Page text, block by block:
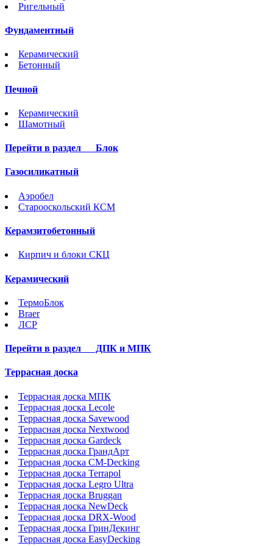
Ригельный
Фундаментный
Керамический
Бетонный
Печной
Керамический
Шамотный
Перейти в раздел Блок
Газосиликатный
Аэробел
Старооскольский КСМ
Керамзитобетонный
Кирпич и блоки СКЦ
Керамический
ТермоБлок
Braer
ЛСР
Перейти в раздел ДПК и МПК
Террасная доска
Террасная доска МПК
Террасная доска Lecole
Террасная доска Savewood
Террасная доска Nextwood
Террасная доска Gardeck
Террасная доска ГрандАрт
Террасная доска CM-Decking
Террасная доска Terrapol
Террасная доска Legro Ultra
Террасная доска Bruggan
Террасная доска NewDeck
Террасная доска DRX-Wood
Террасная доска ГринДекинг
Террасная доска EasyDecking